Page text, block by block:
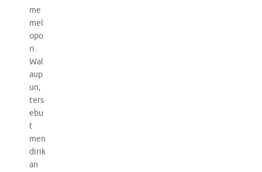
me
mel
opo
ri.
Wal
aup
un,
ters
ebu
t
men
dirik
an